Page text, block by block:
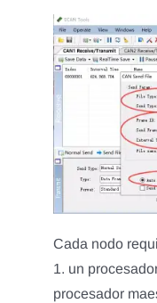
Cada nodo
1. un
procesador